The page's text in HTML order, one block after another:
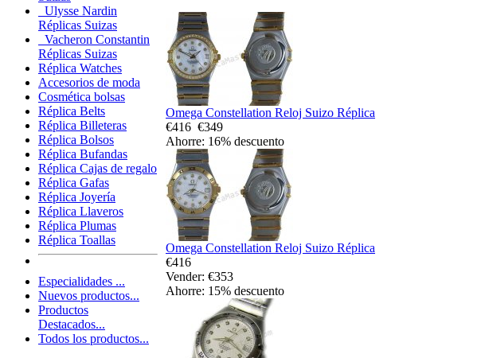
Ulysse Nardin
Réplicas Suizas
Vacheron Constantin
Réplicas Suizas
Réplica Watches
Accesorios de moda
Cosmética bolsas
Réplica Belts
Réplica Billeteras
Réplica Bolsos
Réplica Bufandas
Réplica Cajas de regalo
Réplica Gafas
Réplica Joyería
Réplica Llaveros
Réplica Plumas
Réplica Toallas
Especialidades ...
Nuevos productos...
Productos
Destacados...
Todos los productos...
Omega Constellation Reloj Suizo Réplica
€416 €349
Ahorre: 16% descuento
Omega Constellation Reloj Suizo Réplica
€416
Vender: €353
Ahorre: 15% descuento